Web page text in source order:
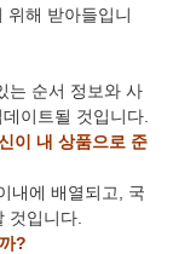
위해 받아들입니
는 순서 정보와 사
이트될 것입니다.
이 내 상품으로 준
내에 배열되고, 국
것입니다.
?